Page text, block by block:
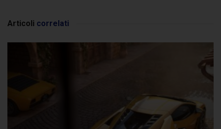
Articoli correlati